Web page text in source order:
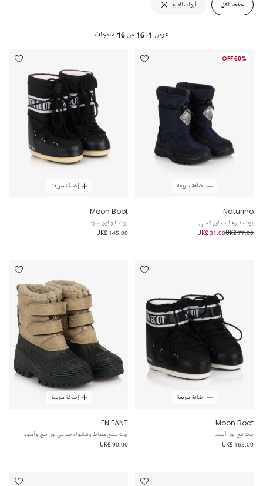
حذف الكل أبوات الثلج
عرض 1-16 من 16 منتجات
60% OFF
إضافة سريعة
Naturino
بوت مقاوم للماء لون كحلي
UK£ 77.00
UK£ 31.00
إضافة سريعة
Moon Boot
بوت ثلج لون أسود
UK£ 145.00
إضافة سريعة
Moon Boot
بوت ثلج لون أسود
UK£ 165.00
إضافة سريعة
EN FANT
بوت للثلج مطاط وشامواه صناعي لون بيج وأسود
UK£ 90.00